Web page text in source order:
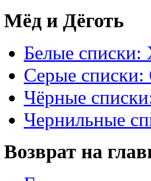
Мёд и Дёготь
Белые
Серые
Чёрные
Чернильные
Возврат на